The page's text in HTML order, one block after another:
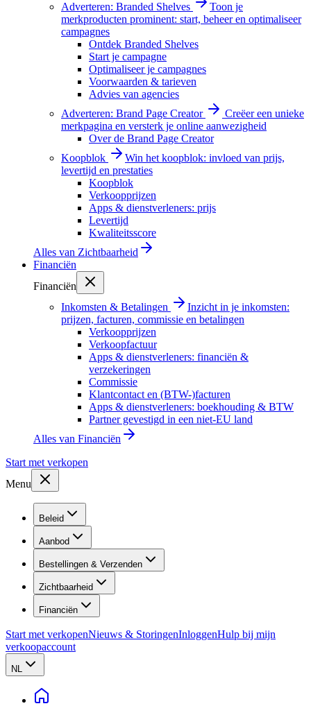
Adverteren: Branded Shelves
Toon je
merkproducten prominent: start, beheer en optimaliseer
campagnes
Ontdek Branded Shelves
Start je campagne
Optimaliseer je campagnes
Voorwaarden & tarieven
Advies van agencies
Adverteren: Brand Page Creator
Creëer een unieke
merkpagina en versterk je online aanwezigheid
Over de Brand Page Creator
Koopblok
Win het koopblok: invloed van prijs,
levertijd en prestaties
Koopblok
Verkoopprijzen
Apps & dienstverleners: prijs
Levertijd
Kwaliteitsscore
Alles van Zichtbaarheid
Financiën
Financiën
Inkomsten & Betalingen
Inzicht in je inkomsten:
prijzen, facturen, commissie en betalingen
Verkoopprijzen
Verkoopfactuur
Apps & dienstverleners: financiën &
verzekeringen
Commissie
Klantcontact en (BTW-)facturen
Apps & dienstverleners: boekhouding & BTW
Partner gevestigd in een niet-EU land
Alles van Financiën
Start met verkopen
Menu
Beleid
Aanbod
Bestellingen & Verzenden
Zichtbaarheid
Financiën
Start met verkopenNieuws & StoringenInloggenHulp bij mijn
verkoopaccount
NL